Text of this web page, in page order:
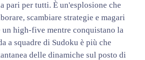
pari per tutti. È un'esplosione che
scambiare strategie e magari
high-five mentre conquistano la
a squadre di Sudoku è più che
delle dinamiche sul posto di